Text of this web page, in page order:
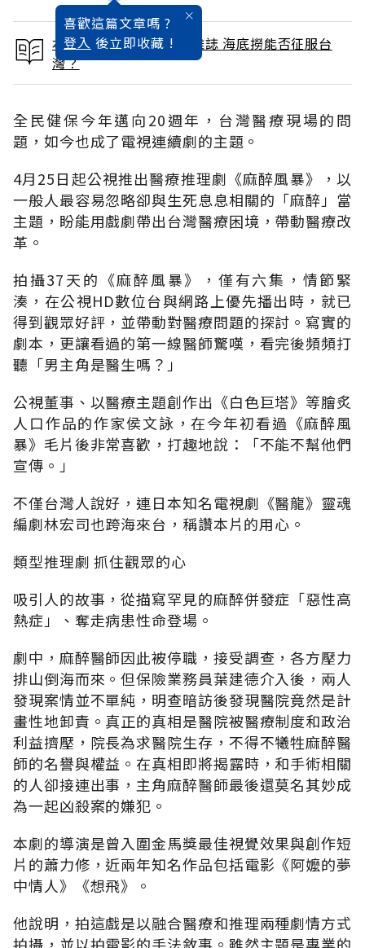
喜歡這篇文章嗎 ?
登入 後立即收藏 !
本文出自 2015 / 5月號雜誌 海底撈能否征服台
灣？
全民健保今年邁向20週年，台灣醫療現場的問
題，如今也成了電視連續劇的主題。
4月25日起公視推出醫療推理劇《麻醉風暴》，以
一般人最容易忽略卻與生死息息相關的「麻醉」當
主題，盼能用戲劇帶出台灣醫療困境，帶動醫療改
革。
拍攝37天的《麻醉風暴》，僅有六集，情節緊
湊，在公視HD數位台與網路上優先播出時，就已
得到觀眾好評，並帶動對醫療問題的探討。寫實的
劇本，更讓看過的第一線醫師驚嘆，看完後頻頻打
聽「男主角是醫生嗎？」
公視董事、以醫療主題創作出《白色巨塔》等膾炙
人口作品的作家侯文詠，在今年初看過《麻醉風
暴》毛片後非常喜歡，打趣地說：「不能不幫他們
宣傳。」
不僅台灣人說好，連日本知名電視劇《醫龍》靈魂
編劇林宏司也跨海來台，稱讚本片的用心。
類型推理劇 抓住觀眾的心
吸引人的故事，從描寫罕見的麻醉併發症「惡性高
熱症」、奪走病患性命登場。
劇中，麻醉醫師因此被停職，接受調查，各方壓力
排山倒海而來。但保險業務員葉建德介入後，兩人
發現案情並不單純，明查暗訪後發現醫院竟然是計
畫性地卸責。真正的真相是醫院被醫療制度和政治
利益擠壓，院長為求醫院生存，不得不犧牲麻醉醫
師的名譽與權益。在真相即將揭露時，和手術相關
的人卻接連出事，主角麻醉醫師最後還莫名其妙成
為一起凶殺案的嫌犯。
本劇的導演是曾入圍金馬獎最佳視覺效果與創作短
片的蕭力修，近兩年知名作品包括電影《阿嬤的夢
中情人》《想飛》。
他說明，拍這戲是以融合醫療和推理兩種劇情方式
拍攝，並以拍電影的手法敘事。雖然主題是專業的